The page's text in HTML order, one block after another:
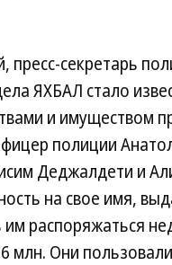
пресс-секретарь
ЯХБАЛ стало
и имуществом
полиции
Деджалдети и
на свое имя,
распоряжаться
млн. Они